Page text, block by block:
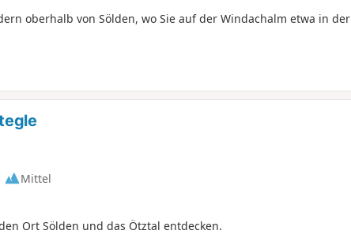
oberhalb von Sölden, wo Sie auf der Windachalm etwa in der
Mittel
Ort Sölden und das Ötztal entdecken.